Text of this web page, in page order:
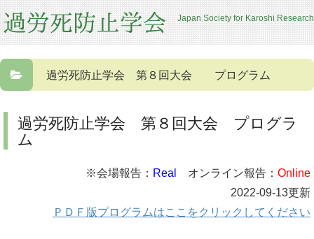
Japan Society for Karoshi Research
過労死防止学会 第８回大会 プログラム
過労死防止学会 第８回大会 プログラ
ム
※会場報告： Real オンライン報告： Online
2022-09-13更新
ＰＤＦ版プログラムはここをクリックしてください